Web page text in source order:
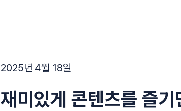
2025년 4월 18일
재미있게 콘텐츠를 즐